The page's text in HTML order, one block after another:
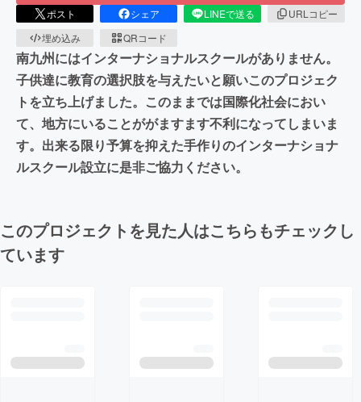
ポスト シェア LINEで送る
URLコピー
埋め込み
QRコード
南九州にはインターナショナルスクールがありません。
子供達に教育の選択肢を与えたいと願いこのプロジェク
トを立ち上げました。このままでは国際化社会におい
て、地方にいることががますます不利になってしまいま
す。出来る限り予算を抑えた手作りのインターナショナ
ルスクール設立に是非ご協力ください。
このプロジェクトを見た人はこちらもチェックし
ています